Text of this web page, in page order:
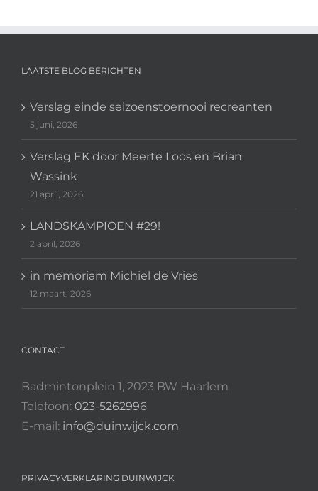
LAATSTE BLOG BERICHTEN
Verslag einde seizoenstoernooi recreanten
5 juni, 2026
Verslag EK door Meerte Loos en Brian
Wassink
21 april, 2026
LANDSKAMPIOEN #29!
2 april, 2026
in memoriam Michiel de Vries
12 maart, 2026
CONTACT
Badmintonplein 1, 2023 BW Haarlem
Telefoon: 023-5262996
E-mail: info@duinwijck.com
PRIVACYVERKLARING DUINWIJCK